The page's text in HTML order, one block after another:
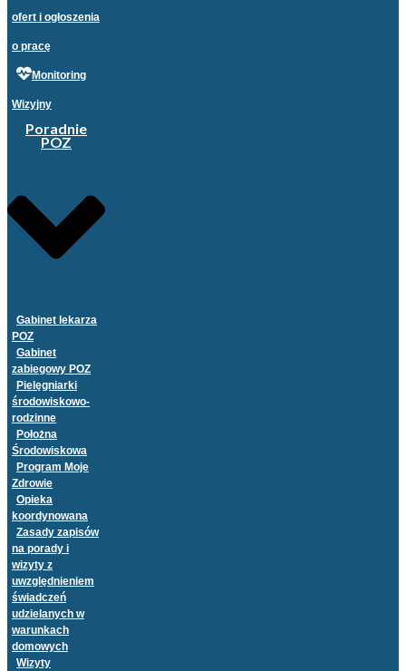
ofert i ogłoszenia
o pracę
Monitoring
Wizyjny
Poradnie
POZ
Gabinet lekarza
POZ
Gabinet
zabiegowy POZ
Pielęgniarki
środowiskowo-
rodzinne
Położna
Środowiskowa
Program Moje
Zdrowie
Opieka
koordynowana
Zasady zapisów
na porady i
wizyty z
uwzględnieniem
świadczeń
udzielanych w
warunkach
domowych
Wizyty